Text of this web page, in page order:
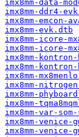
imx8mm-data-
imx8mm-ddr4-
imx8mm-emcon-
imx8mm-evk.dtb
imx8mm-icore-
imx8mm-icore-
imx8mm-
imx8mm-
imx8mm-
imx8mm-
imx8mm-
imx8mm-
imx8mm-var-
imx8mm-venice-
imx8mm-venice-